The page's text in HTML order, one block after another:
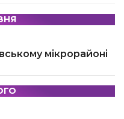
мікрорайоні